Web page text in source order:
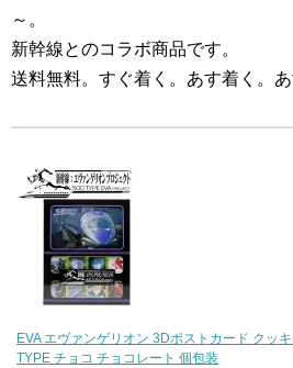
～。
新幹線とのコラボ商品です。
送料無料。すぐ着く。あす着く。あ
EVA エヴァンゲリオン 3Dポストカード クッ
TYPE チョコ チョコレート 個包装